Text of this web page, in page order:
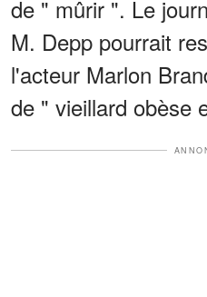
de " mûrir ". Le
M. Depp pourrait
l'acteur Marlon
de " vieillard obèse